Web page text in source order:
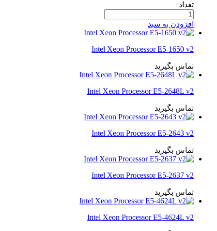
تعداد
افزودن به سبد
Intel Xeon Processor E5-1650 v2
تماس بگیرید
Intel Xeon Processor E5-2648L v2
تماس بگیرید
Intel Xeon Processor E5-2643 v2
تماس بگیرید
Intel Xeon Processor E5-2637 v2
تماس بگیرید
Intel Xeon Processor E5-4624L v2